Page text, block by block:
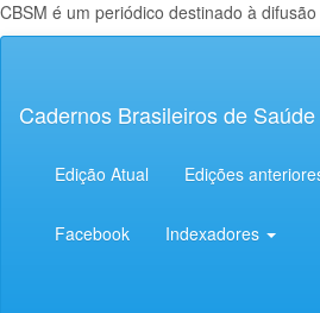
CBSM é um periódico destinado à
principal
Lateral
Cadernos Brasileiros de
Edição Atual Edições
Facebook Indexadores